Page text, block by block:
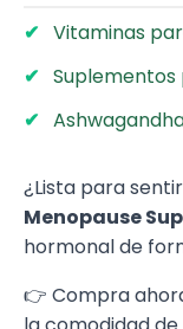
Vitaminas
Suplementos
¿Lista para
Menopause
hormonal de
👉 Compra